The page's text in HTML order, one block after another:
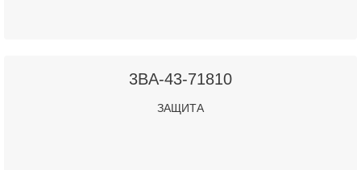
3BA-43-71810
ЗАЩИТА